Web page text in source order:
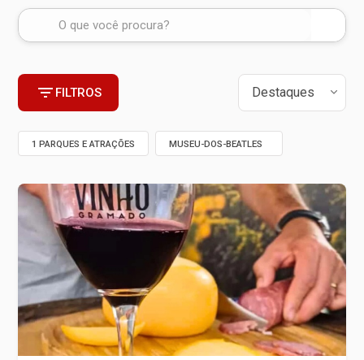
FILTROS
1 PARQUES E ATRAÇÕES MUSEU-DOS-BEATLES